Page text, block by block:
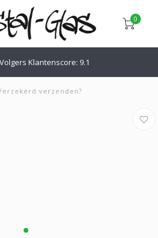
0
Klantenscore: 9.1
verzenden?